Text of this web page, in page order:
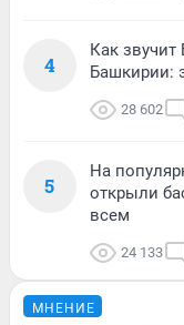
4
Как
Башкирии:
28 602
5
На
открыли
всем
24 133
МНЕНИЕ